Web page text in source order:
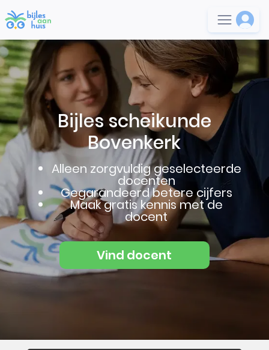
Bijles scheikunde
Bovenkerk
Alleen zorgvuldig geselecteerde
docenten
Gegarandeerd betere cijfers
Maak gratis kennis met de
docent
Vind docent